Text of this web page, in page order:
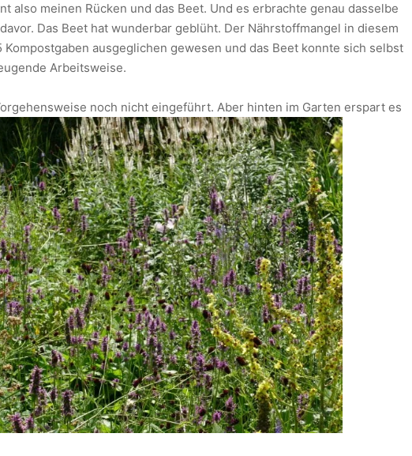
also meinen Rücken und das Beet. Und es erbrachte genau dasselbe
Das Beet hat wunderbar geblüht. Der Nährstoffmangel in diesem
ausgeglichen gewesen und das Beet konnte sich selbst
Arbeitsweise.
noch nicht eingeführt. Aber hinten im Garten erspart es